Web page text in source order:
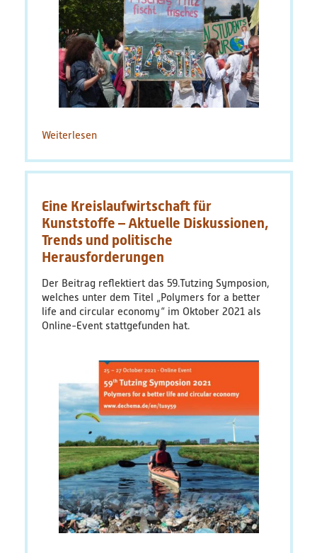
Weiterlesenüber
zum
mit
Kunststoffen
Eine Kreislaufwirtschaft für
Kunststoffe – Aktuelle Diskussionen,
Trends und politische
Herausforderungen
Der Beitrag reflektiert das 59.Tutzing Symposion,
welches unter dem Titel „Polymers for a better
life and circular economy“ im Oktober 2021 als
Online-Event stattgefunden hat.